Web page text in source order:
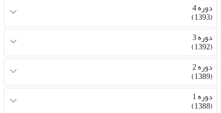
دوره 4
(1393)
دوره 3
(1392)
دوره 2
(1389)
دوره 1
(1388)